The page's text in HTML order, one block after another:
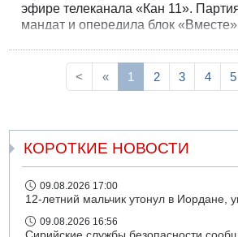
эфире телеканала «Кан 11».
мандат и опередила блок
24 в предыдущем опросе от 4 июня.
< « 1 2 3 4 5
КОРОТКИЕ НОВОСТИ
09.08.2026 17:00
12-летний мальчик утонул в Иордане,
09.08.2026 16:56